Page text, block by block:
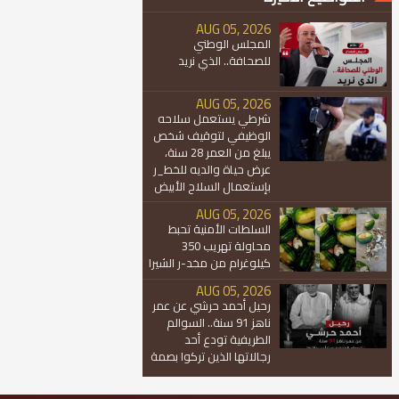
AUG 05, 2026
المجلس الوطني
للصحافة.. الذي نريد
AUG 05, 2026
شرطي يستعمل سلاحه
الوظيفي لتوقيف شخص
يبلغ من العمر 28 سنة،
عرض حياة والديه للخط_ر
بإستعمال السلاح الأبيض
AUG 05, 2026
السلطات الأمنية تحبط
محاولة تهريب 350
كيلوغرام من مخد-ر الشيرا
AUG 05, 2026
رحيل أحمد حرشي عن عمر
ناهز 91 سنة.. السوالم
الطريفية تودع أحد
رجالاتها الذين تركوا بصمة